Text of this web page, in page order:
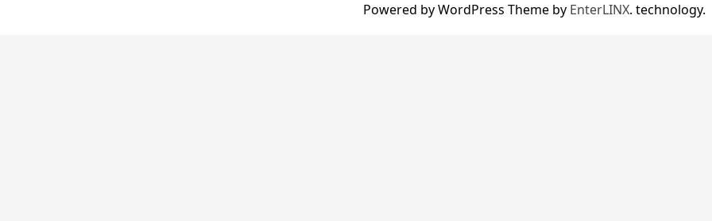
Powered by WordPress Theme by EnterLINX. technology.